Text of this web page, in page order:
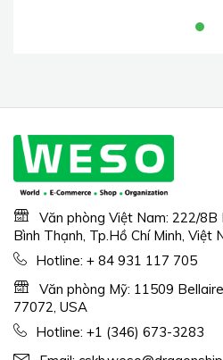
Văn phòng Việt Nam: 222/8B
Bình Thạnh, Tp.Hồ Chí Minh, Việt
Hotline: + 84 931 117 705
Văn phòng Mỹ: 11509
77072, USA
Hotline: +1 (346) 673-3283